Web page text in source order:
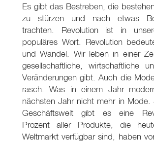
Es gibt das Bestreben, die
zu stürzen und nach etwas
trachten. Revolution ist in
populäres Wort. Revolution
und Wandel. Wir leben in einer
gesellschaftliche, wirtschaftliche
Veränderungen gibt. Auch die
rasch. Was in einem Jahr
nächsten Jahr nicht mehr in Mode.
Geschäftswelt gibt es eine
Prozent aller Produkte, die
Weltmarkt verfügbar sind, haben